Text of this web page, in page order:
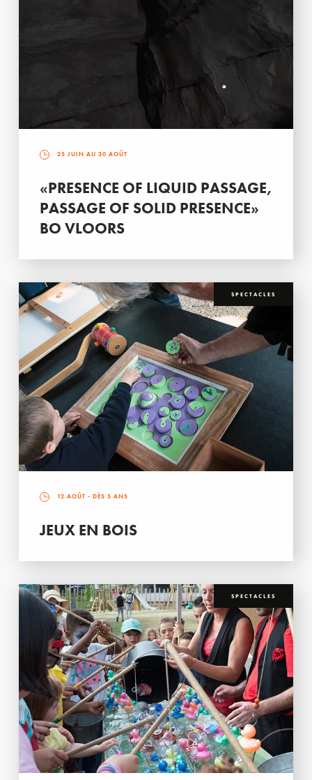
25 JUIN AU 30 AOÛT
«PRESENCE OF LIQUID PASSAGE,
PASSAGE OF SOLID PRESENCE»
BO VLOORS
SPECTACLES
12 AOÛT - DÈS 5 ANS
JEUX EN BOIS
SPECTACLES